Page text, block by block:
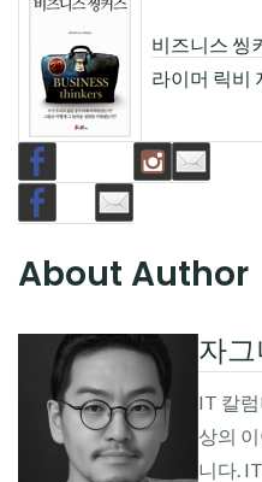
비즈니스 씽
라이머 릭비
About Author
자그
IT 칼
상의
니다.